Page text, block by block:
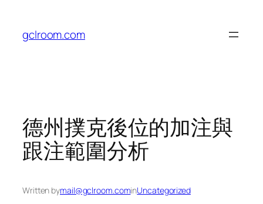
content
gclroom.com
德州撲克後位的加注與
跟注範圍分析
Written bymail@gclroom.cominUncategorized